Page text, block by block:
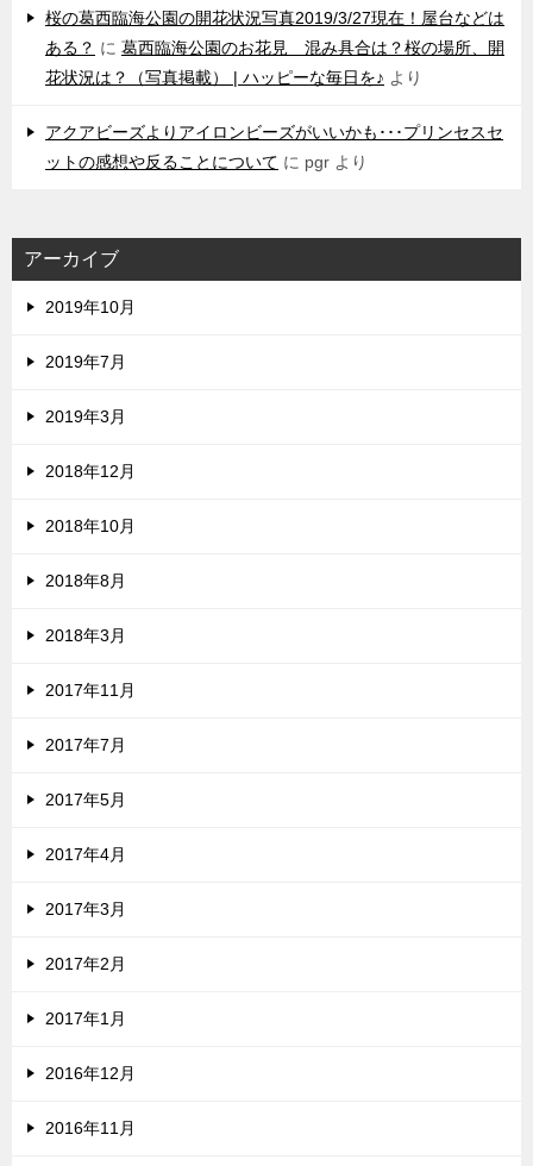
桜の葛西臨海公園の開花状況写真2019/3/27現在！屋台などは
ある？ に 葛西臨海公園のお花見 混み具合は？桜の場所、開
花状況は？（写真掲載） | ハッピーな毎日を♪ より
アクアビーズよりアイロンビーズがいいかも･･･プリンセスセ
ットの感想や反ることについて に pgr より
アーカイブ
2019年10月
2019年7月
2019年3月
2018年12月
2018年10月
2018年8月
2018年3月
2017年11月
2017年7月
2017年5月
2017年4月
2017年3月
2017年2月
2017年1月
2016年12月
2016年11月